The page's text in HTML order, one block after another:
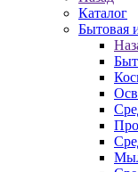
Каталог
Бытовая